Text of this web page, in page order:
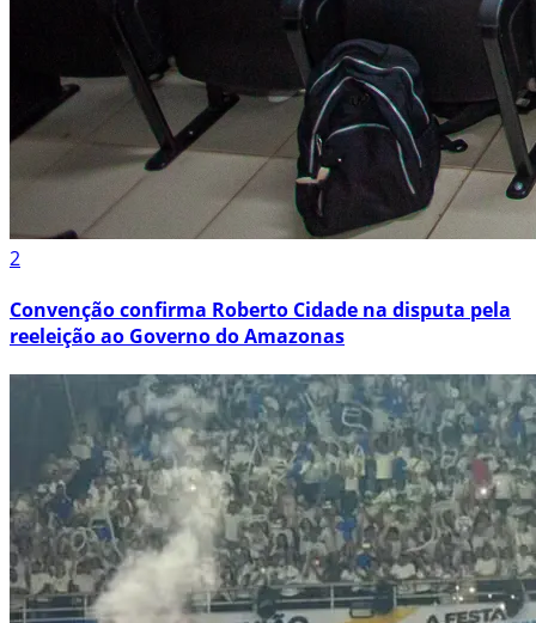
2
Convenção confirma Roberto Cidade na disputa pela
reeleição ao Governo do Amazonas